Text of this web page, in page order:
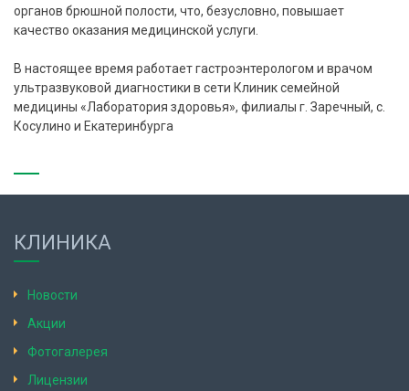
органов брюшной полости, что, безусловно, повышает
качество оказания медицинской услуги.
В настоящее время работает гастроэнтерологом и врачом
ультразвуковой диагностики в сети Клиник семейной
медицины «Лаборатория здоровья», филиалы г. Заречный, с.
Косулино и Екатеринбурга
КЛИНИКА
Новости
Акции
Фотогалерея
Лицензии